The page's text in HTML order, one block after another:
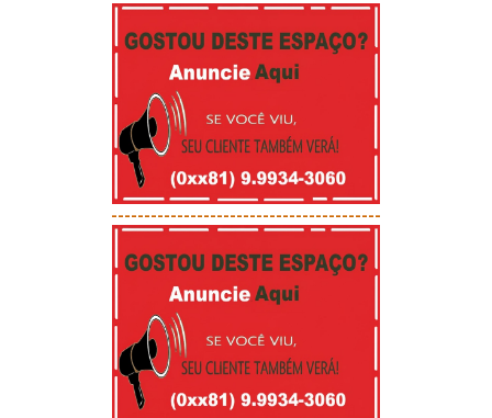
-----------------------------------------